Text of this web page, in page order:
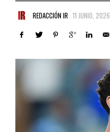
REDACCIÓN IR 11 JUNIO, 2026